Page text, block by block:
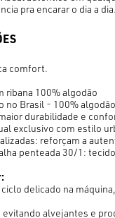
pra encarar o dia a dia.
comfort.
ribana 100% algodão
no Brasil - 100% algodão
durabilidade e
exclusivo com estilo
reforçam a
penteada 30/1:
delicado na
evitando alvejantes e